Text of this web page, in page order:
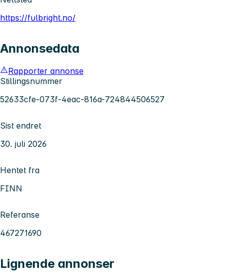
https://fulbright.no/
Annonsedata
Rapporter annonse
Stillingsnummer
52633cfe-073f-4eac-816a-724844506527
Sist endret
30. juli 2026
Hentet fra
FINN
Referanse
467271690
Lignende annonser